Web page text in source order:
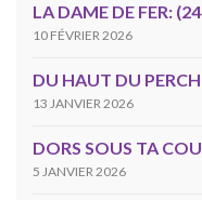
LA DAME DE FER:
10 FÉVRIER 2026
DU HAUT DU
13 JANVIER 2026
DORS SOUS TA
5 JANVIER 2026